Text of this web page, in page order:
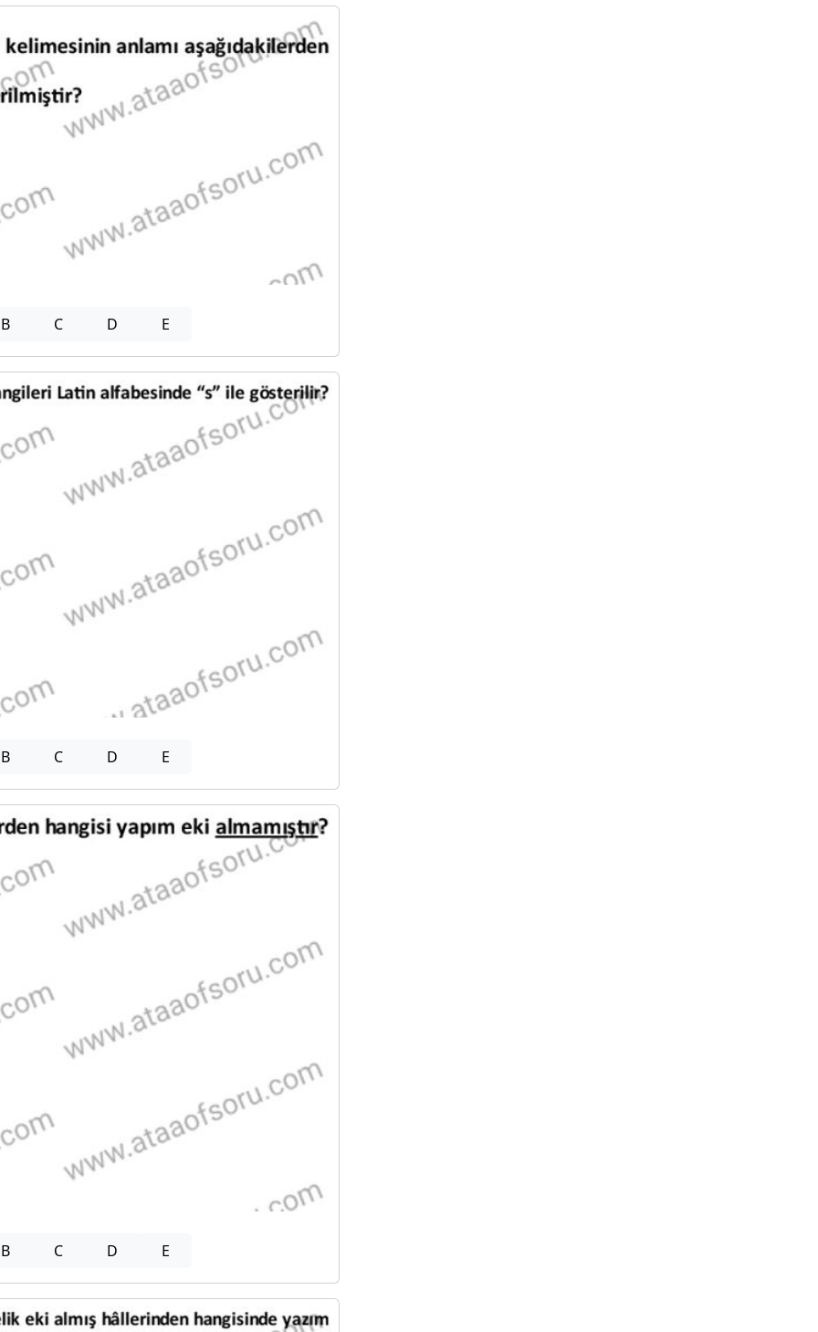
B C D E
B C D E
B C D E